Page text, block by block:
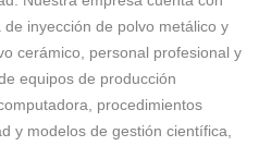
inyección de polvo metálico y
cerámico, personal profesional y
equipos de producción
procedimientos
y modelos de gestión científica,